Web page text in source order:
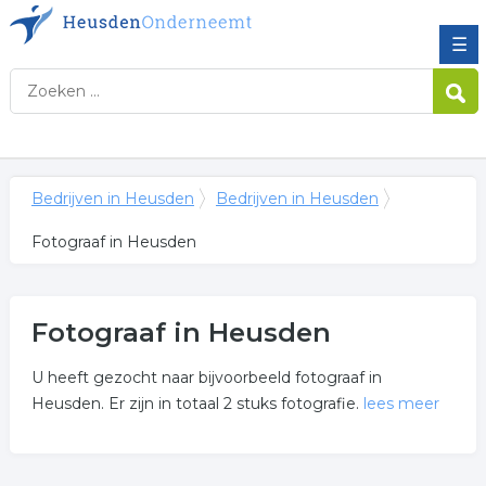
☰
Bedrijven in Heusden Bedrijven in Heusden
Fotograaf in Heusden
Fotograaf in Heusden
U heeft gezocht naar bijvoorbeeld fotograaf in
Heusden. Er zijn in totaal 2 stuks fotografie. lees meer